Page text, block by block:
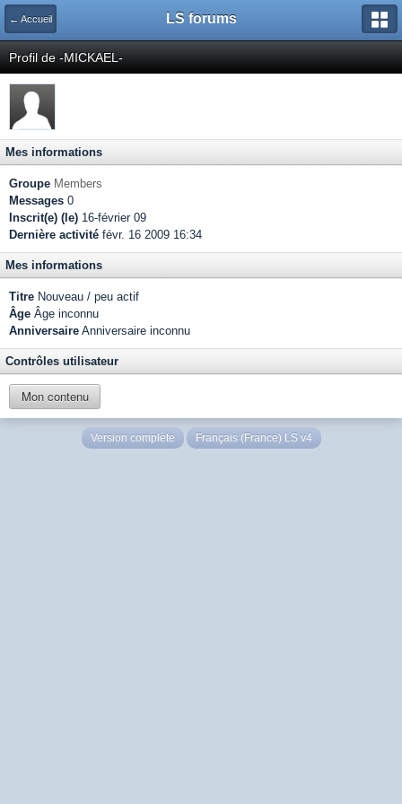
← Accueil LS forums
Profil de -MICKAEL-
Mes informations
Groupe Members
Messages 0
Inscrit(e) (le) 16-février 09
Dernière activité févr. 16 2009 16:34
Mes informations
Titre Nouveau / peu actif
Âge Âge inconnu
Anniversaire Anniversaire inconnu
Contrôles utilisateur
Mon contenu
Version complète Français (France) LS v4